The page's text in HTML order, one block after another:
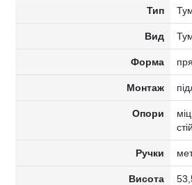
Тип
Вид
Форма
Монтаж
Опори
Ручки
Висота